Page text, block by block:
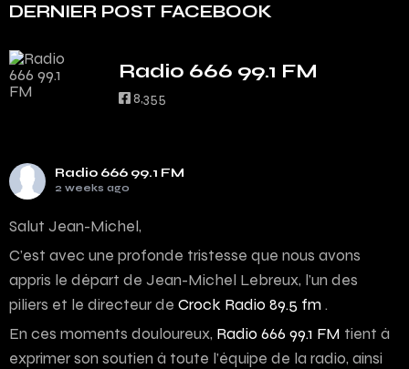
DERNIER POST FACEBOOK
Radio 666 99.1 FM
8,355
Radio 666 99.1 FM
2 weeks ago
Salut Jean-Michel,
C’est avec une profonde tristesse que nous avons
appris le départ de Jean-Michel Lebreux, l’un des
piliers et le directeur de Crock Radio 89.5 fm.
En ces moments douloureux, Radio 666 99.1 FM tient à
exprimer son soutien à toute l’équipe de la radio, ainsi